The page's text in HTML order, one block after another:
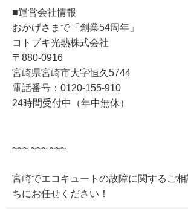
■運営会社情報
おかげさまで「創業54周年」
コトブキ光熱株式会社
〒880-0916
宮崎県宮崎市大字恒久5744
電話番号：0120-155-910
24時間受付中（年中無休）
~~~ ~~~ ~~~
宮崎でエコキュートの故障に関するご
ちにお任せください！